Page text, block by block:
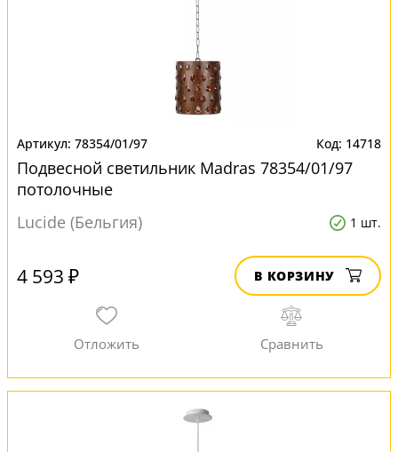
78354/01/97 14718
Подвесной светильник Madras 78354/01/97
потолочные
Lucide (Бельгия)
1 шт.
4 593 ₽ В КОРЗИНУ